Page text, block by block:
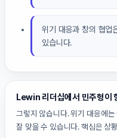
위기 대응과 창의 협업
있습니다.
Lewin 리더십에서 민주형이
그렇지 않습니다. 위기 대응에
잘 맞을 수 있습니다. 핵심은 상